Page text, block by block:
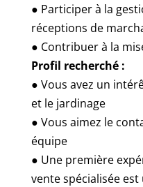
● Participer à la
réceptions de
● Contribuer à la
Profil recherché :
● Vous avez un
et le jardinage
● Vous aimez le
équipe
● Une première
vente spécialisée est